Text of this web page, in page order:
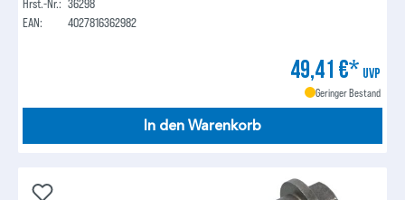
Hrst.-Nr.: 36298
EAN:
4027816362982
49,41 €* UVP
Geringer Bestand
In den Warenkorb